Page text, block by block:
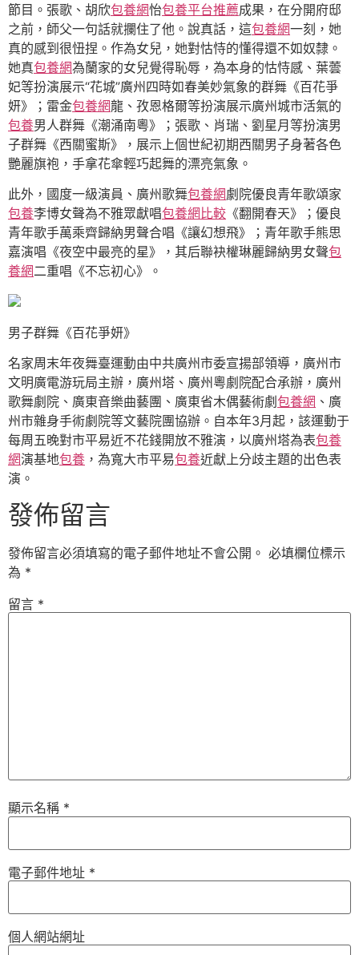
節目。張歌、胡欣包養網怡包養平台推薦成果，在分開府邸
之前，師父一句話就攔住了他。說真話，這包養網一刻，她
真的感到很忸捏。作為女兒，她對怙恃的懂得還不如奴隸。
她真包養網為蘭家的女兒覺得恥辱，為本身的怙恃感、葉蕓
妃等扮演展示“花城”廣州四時如春美妙氣象的群舞《百花爭
妍》；雷金包養網龍、孜恩格爾等扮演展示廣州城市活氣的
包養男人群舞《潮涌南粵》；張歌、肖瑞、劉星月等扮演男
子群舞《西關蜜斯》，展示上個世紀初期西關男子身著各色
艷麗旗袍，手拿花傘輕巧起舞的漂亮氣象。
此外，國度一級演員、廣州歌舞包養網劇院優良青年歌頌家
包養李博女聲為不雅眾獻唱包養網比較 《翻開春天》；優良
青年歌手萬乘齊歸納男聲合唱《讓幻想飛》；青年歌手熊思
嘉演唱《夜空中最亮的星》，其后聯袂權琳麗歸納男女聲包
養網二重唱《不忘初心》。
男子群舞《百花爭妍》
名家周末年夜舞臺運動由中共廣州市委宣揚部領導，廣州市
文明廣電游玩局主辦，廣州塔、廣州粵劇院配合承辦，廣州
歌舞劇院、廣東音樂曲藝團、廣東省木偶藝術劇 包養網 、廣
州市雜身手術劇院等文藝院團協辦。自本年3月起，該運動于
每周五晚對市平易近不花錢開放不雅演，以廣州塔為表包養
網演基地包養 ，為寬大市平易包養近獻上分歧主題的出色表
演。
發佈留言
發佈留言必須填寫的電子郵件地址不會公開。 必填欄位標示
為 *
留言 *
顯示名稱 *
電子郵件地址 *
個人網站網址